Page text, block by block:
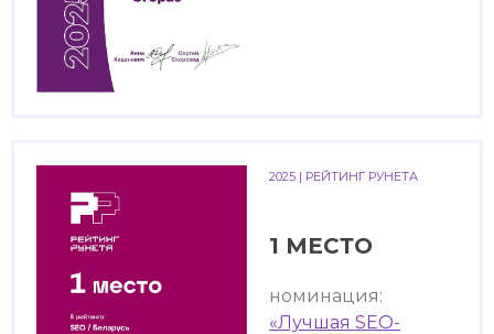
2025 | РЕЙТИНГ РУНЕТА
1 МЕСТО
номинация:
«Лучшая SEO-